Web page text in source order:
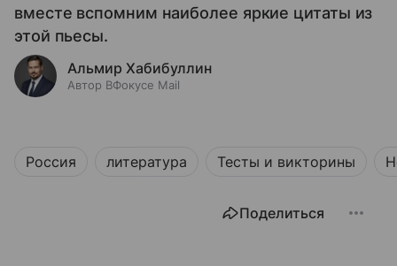
вместе вспомним наиболее яркие цитаты из
этой пьесы.
Альмир Хабибуллин
Автор ВФокусе Mail
Россия литература Тесты и викторины
Поделиться